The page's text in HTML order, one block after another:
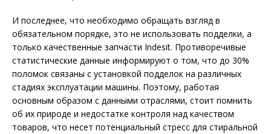
И последнее, что необходимо обращать взгляд в
обязательном порядке, это не использовать подделки, а
только качественные запчасти Indesit. Противоречивые
статистические данные информируют о том, что до 30%
поломок связаны с установкой подделок на различных
стадиях эксплуатации машины. Поэтому, работая
основным образом с данными отраслями, стоит помнить
об их природе и недостатке контроля над качеством
товаров, что несет потенциальный стресс для стиральной